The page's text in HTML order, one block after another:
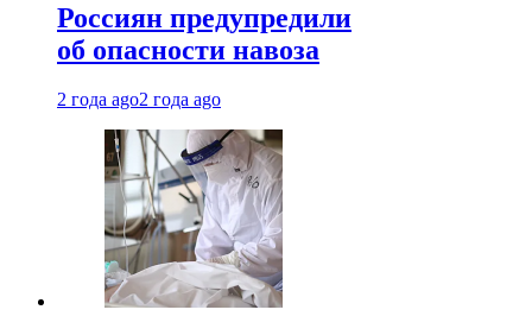
Россиян предупредили
об опасности навоза
2 года ago2 года ago